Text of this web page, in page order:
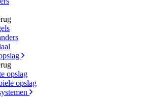
opslag
opslag